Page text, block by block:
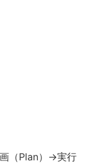
（Plan）→実行